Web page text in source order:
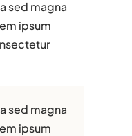
sed magna
ipsum
sed magna
ipsum